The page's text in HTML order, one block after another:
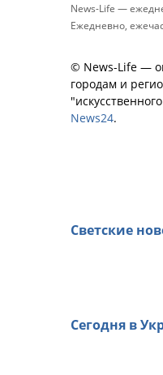
News-Life —
Ежедневно,
© News-Life —
городам и
News24.
Светские
Сегодня в